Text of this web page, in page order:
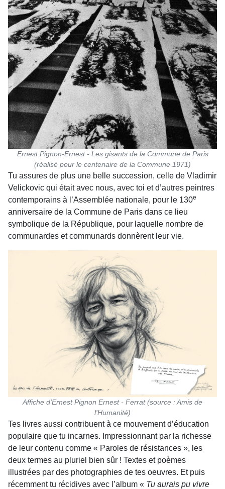
Ernest Pignon-Ernest - Les gisants de la Commune de Paris
(réalisé pour le centenaire de la Commune 1971)
Tu assures de plus une belle succession, celle de Vladimir
Velickovic qui était avec nous, avec toi et d’autres peintres
contemporains à l’Assemblée nationale, pour le 130e
anniversaire de la Commune de Paris dans ce lieu
symbolique de la République, pour laquelle nombre de
communardes et communards donnèrent leur vie.
Affiche d'Ernest Pignon Ernest - Ferrat (source : Amis de
l'Humanité)
Tes livres aussi contribuent à ce mouvement d’éducation
populaire que tu incarnes. Impressionnant par la richesse
de leur contenu comme « Paroles de résistances », les
deux termes au pluriel bien sûr ! Textes et poèmes
illustrées par des photographies de tes oeuvres. Et puis
récemment tu récidives avec l’album « Tu aurais pu vivre